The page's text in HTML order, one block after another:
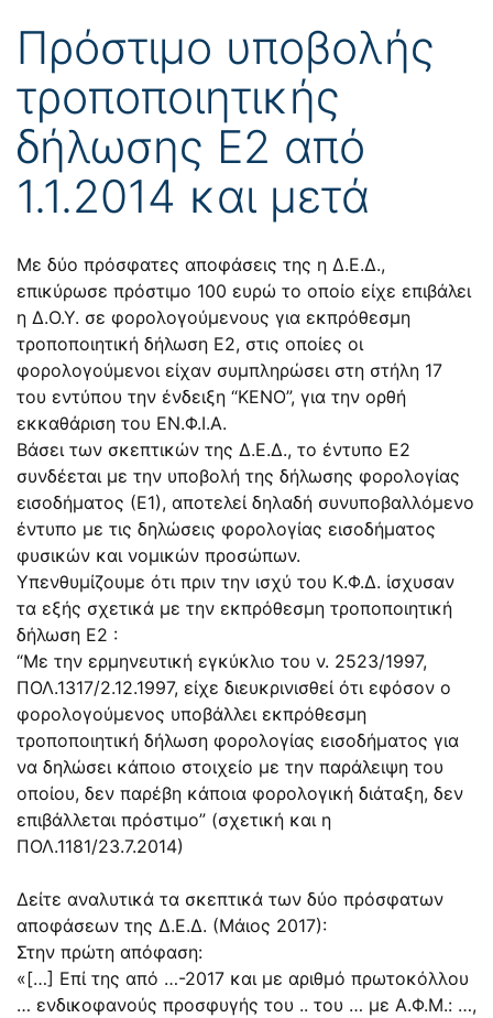
Πρόστιμο υποβολής
τροποποιητικής
δήλωσης Ε2 από
1.1.2014 και μετά
Με δύο πρόσφατες αποφάσεις της η Δ.Ε.Δ.,
επικύρωσε πρόστιμο 100 ευρώ το οποίο είχε επιβάλει
η Δ.Ο.Υ. σε φορολογούμενους για εκπρόθεσμη
τροποποιητική δήλωση Ε2, στις οποίες οι
φορολογούμενοι είχαν συμπληρώσει στη στήλη 17
του εντύπου την ένδειξη “ΚΕΝΟ”, για την ορθή
εκκαθάριση του ΕΝ.Φ.Ι.Α.
Βάσει των σκεπτικών της Δ.Ε.Δ., το έντυπο Ε2
συνδέεται με την υποβολή της δήλωσης φορολογίας
εισοδήματος (Ε1), αποτελεί δηλαδή συνυποβαλλόμενο
έντυπο με τις δηλώσεις φορολογίας εισοδήματος
φυσικών και νομικών προσώπων.
Υπενθυμίζουμε ότι πριν την ισχύ του Κ.Φ.Δ. ίσχυσαν
τα εξής σχετικά με την εκπρόθεσμη τροποποιητική
δήλωση Ε2 :
“Με την ερμηνευτική εγκύκλιο του ν. 2523/1997,
ΠΟΛ.1317/2.12.1997, είχε διευκρινισθεί ότι εφόσον ο
φορολογούμενος υποβάλλει εκπρόθεσμη
τροποποιητική δήλωση φορολογίας εισοδήματος για
να δηλώσει κάποιο στοιχείο με την παράλειψη του
οποίου, δεν παρέβη κάποια φορολογική διάταξη, δεν
επιβάλλεται πρόστιμο” (σχετική και η
ΠΟΛ.1181/23.7.2014)
Δείτε αναλυτικά τα σκεπτικά των δύο πρόσφατων
αποφάσεων της Δ.Ε.Δ. (Μάιος 2017):
Στην πρώτη απόφαση:
«[…] Επί της από …-2017 και με αριθμό πρωτοκόλλου
… ενδικοφανούς προσφυγής του .. του … με Α.Φ.Μ.: …,